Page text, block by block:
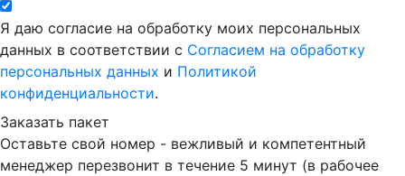
Я даю согласие на обработку моих персональных
данных в соответствии с Согласием на обработку
персональных данных и Политикой
конфиденциальности.
Заказать пакет
Оставьте свой номер - вежливый и компетентный
менеджер перезвонит в течение 5 минут (в рабочее